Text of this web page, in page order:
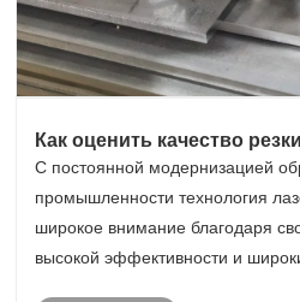
Как оценить качество
режущего станка?
С постоянной модернизацией
промышленности технология
широкое внимание благодаря
высокой эффективности и